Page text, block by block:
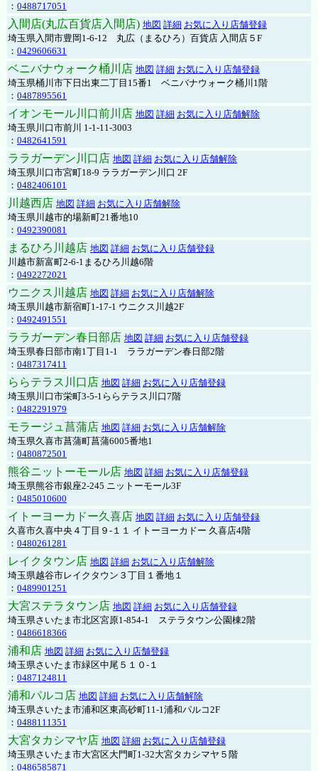
： 0488717051
入間店(丸広百貨店入間店) 地図 詳細 お気に入り店舗登録
埼玉県入間市豊岡1-6-12 丸広（まるひろ）百貨店 入間店５F
： 0429606631
ベニバナウォーク桶川店 地図 詳細 お気に入り店舗登録
埼玉県桶川市下日出東二丁目15番1 ベニバナウォーク桶川1階
： 0487895561
イオンモール川口前川店 地図 詳細 お気に入り店舗解除
埼玉県川口市前川 1-1-11-3003
： 0482641591
ララガーデン川口店 地図 詳細 お気に入り店舗解除
埼玉県川口市宮町18-9 ララガーデン川口 2F
： 0482406101
川越西店 地図 詳細 お気に入り店舗解除
埼玉県川越市的場新町21番地10
： 0492390081
まるひろ川越店 地図 詳細 お気に入り店舗登録
川越市新富町2-6-1まるひろ川越6階
： 0492272021
ウニクス川越店 地図 詳細 お気に入り店舗解除
埼玉県川越市新宿町1-17-1 ウニクス川越2F
： 0492491551
ララガーデン春日部店 地図 詳細 お気に入り店舗登録
埼玉県春日部市南1丁目1-1 ララガーデン春日部2階
： 0487317411
ららテラス川口店 地図 詳細 お気に入り店舗登録
埼玉県川口市栄町3-5-1ららテラス川口7階
： 0482291979
モラージュ菖蒲店 地図 詳細 お気に入り店舗解除
埼玉県久喜市菖蒲町菖蒲6005番地1
： 0480872501
熊谷ニットーモール店 地図 詳細 お気に入り店舗登録
埼玉県熊谷市銀座2-245 ニットーモール3F
： 0485010600
イトーヨーカドー久喜店 地図 詳細 お気に入り店舗登録
久喜市久喜中央４丁目９-１１ イトーヨーカドー 久喜店4階
： 0480261281
レイクタウン店 地図 詳細 お気に入り店舗解除
埼玉県越谷市レイクタウン３丁目１番地１
： 0489901251
大宮ステラタウン店 地図 詳細 お気に入り店舗登録
埼玉県さいたま市北区宮原1-854-1 ステラタウン公園棟2階
： 0486618366
浦和店 地図 詳細 お気に入り店舗登録
埼玉県さいたま市緑区中尾５１０-１
： 0487124811
浦和パルコ店 地図 詳細 お気に入り店舗解除
埼玉県さいたま市浦和区東高砂町11-1浦和パルコ2F
： 0488111351
大宮タカシマヤ店 地図 詳細 お気に入り店舗登録
埼玉県さいたま市大宮区大門町1-32大宮タカシマヤ５階
： 0486585871